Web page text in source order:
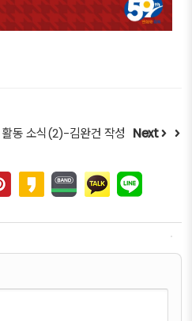
동 소식(2)-김완건 작성 Next